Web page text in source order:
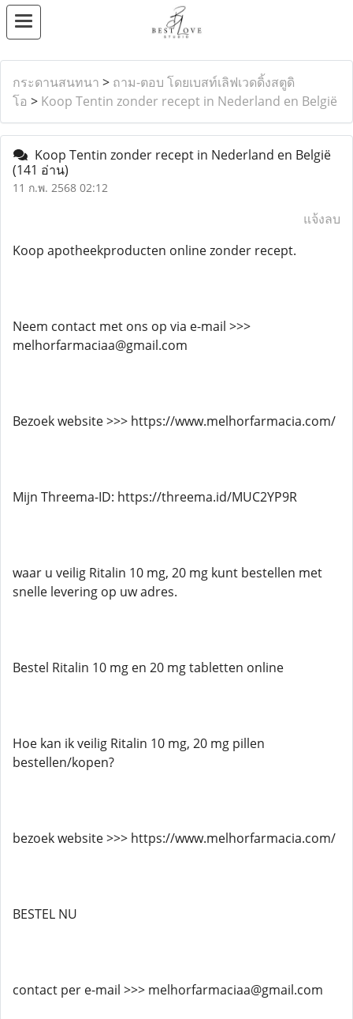
กระดานสนทนา > ถาม-ตอบ โดยเบสท์เลิฟเวดดิ้งสตูดิ
โอ > Koop Tentin zonder recept in Nederland en België
Koop Tentin zonder recept in Nederland en België
(141 อ่าน)
11 ก.พ. 2568 02:12
แจ้งลบ
Koop apotheekproducten online zonder recept.
Neem contact met ons op via e-mail >>>
melhorfarmaciaa@gmail.com
Bezoek website >>> https://www.melhorfarmacia.com/
Mijn Threema-ID: https://threema.id/MUC2YP9R
waar u veilig Ritalin 10 mg, 20 mg kunt bestellen met
snelle levering op uw adres.
Bestel Ritalin 10 mg en 20 mg tabletten online
Hoe kan ik veilig Ritalin 10 mg, 20 mg pillen
bestellen/kopen?
bezoek website >>> https://www.melhorfarmacia.com/
BESTEL NU
contact per e-mail >>> melhorfarmaciaa@gmail.com